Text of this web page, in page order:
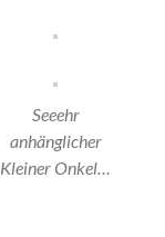
Seeehr
anhänglicher
Kleiner Onkel…